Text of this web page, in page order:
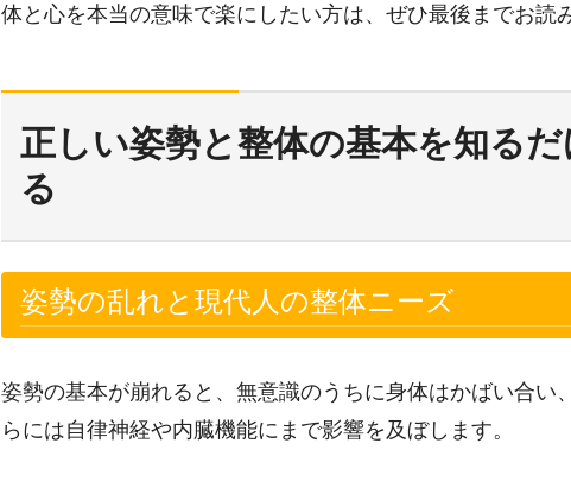
体と心を本当の意味で楽にしたい方は、ぜひ最後までお読
正しい姿勢と整体の基本を知る
る
姿勢の乱れと現代人の整体ニーズ
姿勢の基本が崩れると、無意識のうちに身体はかばい合い
らには自律神経や内臓機能にまで影響を及ぼします。